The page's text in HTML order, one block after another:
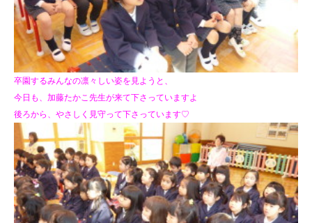
卒園するみんなの凛々しい姿を見ようと、
今日も、加藤たかこ先生が来て下さっていますよ
後ろから、やさしく見守って下さっています♡